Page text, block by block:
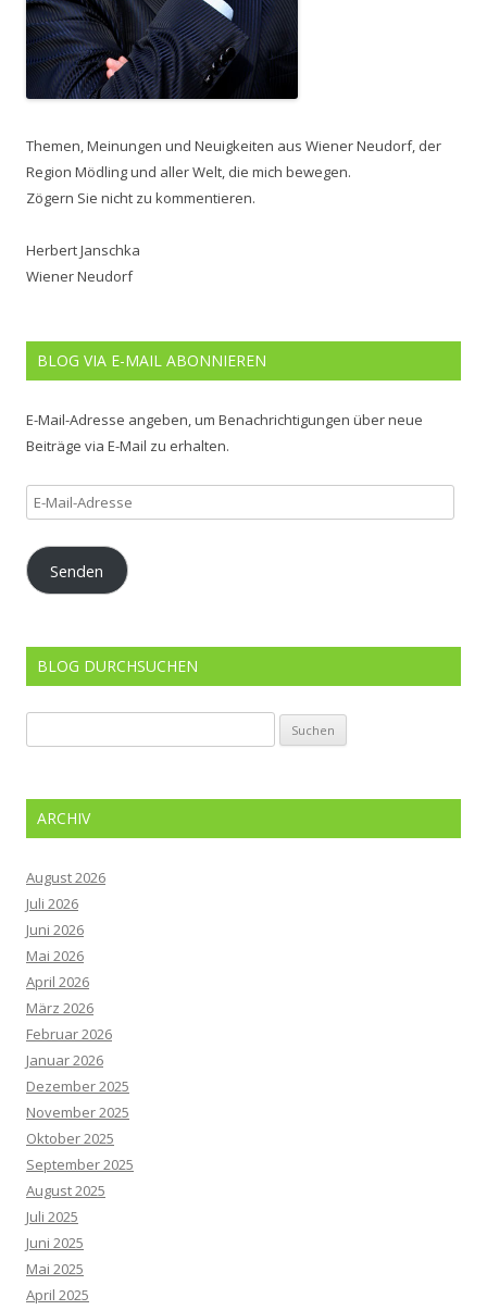
Themen, Meinungen und Neuigkeiten aus Wiener Neudorf, der
Region Mödling und aller Welt, die mich bewegen.
Zögern Sie nicht zu kommentieren.
Herbert Janschka
Wiener Neudorf
BLOG VIA E-MAIL ABONNIEREN
E-Mail-Adresse angeben, um Benachrichtigungen über neue
Beiträge via E-Mail zu erhalten.
E-
Mail-
Adresse
Senden
BLOG DURCHSUCHEN
nach:
ARCHIV
August 2026
Juli 2026
Juni 2026
Mai 2026
April 2026
März 2026
Februar 2026
Januar 2026
Dezember 2025
November 2025
Oktober 2025
September 2025
August 2025
Juli 2025
Juni 2025
Mai 2025
April 2025